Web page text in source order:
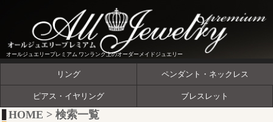
オールジュエリープレミアム ワンランク上のオーダーメイドジュエリー
リング ペンダント・ネックレス
ピアス・イヤリング ブレスレット
HOME > 検索一覧